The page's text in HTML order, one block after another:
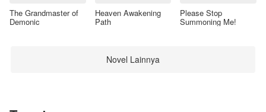
The Grandmaster of
Demonic
Heaven Awakening
Path
Please Stop
Summoning Me!
Novel Lainnya